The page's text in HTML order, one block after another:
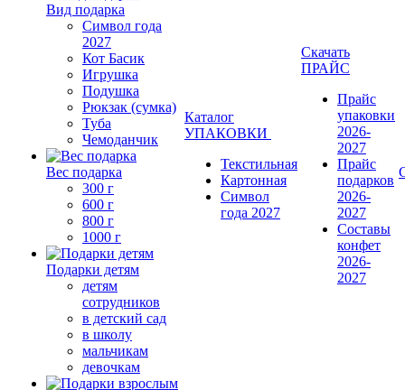
Вид подарка
Символ года
2027
Кот Басик
Игрушка
Подушка
Рюкзак (сумка)
Туба
Чемоданчик
Вес подарка
300 г
600 г
800 г
1000 г
Подарки детям
детям
сотрудников
в детский сад
в школу
мальчикам
девочкам
Каталог
УПАКОВКИ
Текстильная
Картонная
Символ
года 2027
Скачать
ПРАЙС
Прайс
упаковки
2026-
2027
Прайс
подарков
2026-
2027
Составы
конфет
2026-
2027